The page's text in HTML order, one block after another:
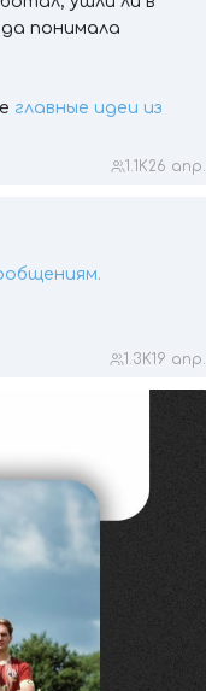
понимала
главные идеи из
1.1K26 апр.
1.3K19 апр.